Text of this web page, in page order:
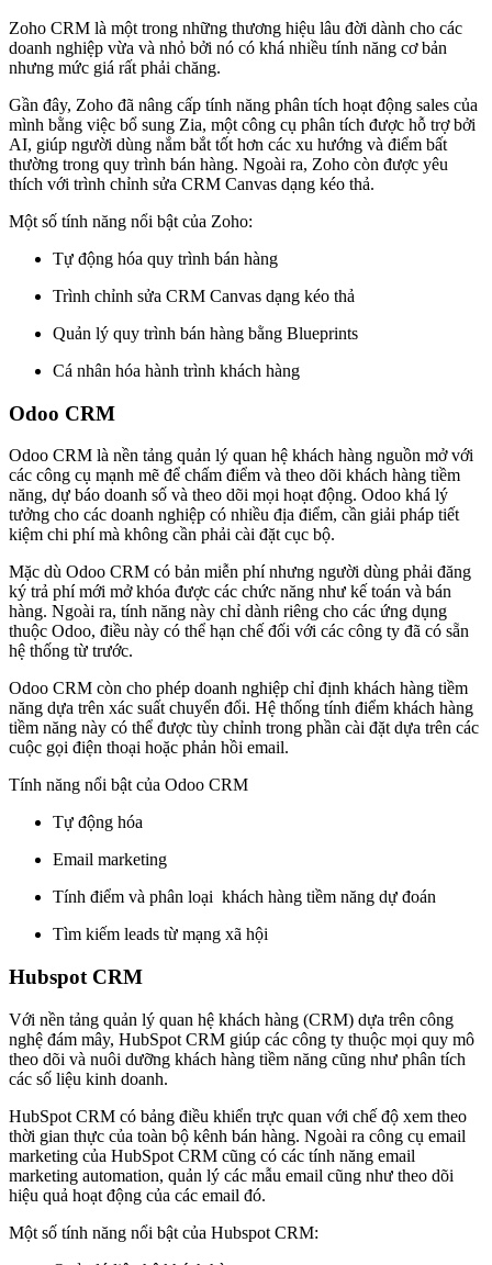
Zoho CRM là một trong những thương hiệu lâu đời dành cho các
doanh nghiệp vừa và nhỏ bởi nó có khá nhiều tính năng cơ bản
nhưng mức giá rất phải chăng.
Gần đây, Zoho đã nâng cấp tính năng phân tích hoạt động sales của
mình bằng việc bổ sung Zia, một công cụ phân tích được hỗ trợ bởi
AI, giúp người dùng nắm bắt tốt hơn các xu hướng và điểm bất
thường trong quy trình bán hàng. Ngoài ra, Zoho còn được yêu
thích với trình chỉnh sửa CRM Canvas dạng kéo thả.
Một số tính năng nổi bật của Zoho:
Tự động hóa quy trình bán hàng
Trình chỉnh sửa CRM Canvas dạng kéo thả
Quản lý quy trình bán hàng bằng Blueprints
Cá nhân hóa hành trình khách hàng
Odoo CRM
Odoo CRM là nền tảng quản lý quan hệ khách hàng nguồn mở với
các công cụ mạnh mẽ để chấm điểm và theo dõi khách hàng tiềm
năng, dự báo doanh số và theo dõi mọi hoạt động. Odoo khá lý
tưởng cho các doanh nghiệp có nhiều địa điểm, cần giải pháp tiết
kiệm chi phí mà không cần phải cài đặt cục bộ.
Mặc dù Odoo CRM có bản miễn phí nhưng người dùng phải đăng
ký trả phí mới mở khóa được các chức năng như kế toán và bán
hàng. Ngoài ra, tính năng này chỉ dành riêng cho các ứng dụng
thuộc Odoo, điều này có thể hạn chế đối với các công ty đã có sẵn
hệ thống từ trước.
Odoo CRM còn cho phép doanh nghiệp chỉ định khách hàng tiềm
năng dựa trên xác suất chuyển đổi. Hệ thống tính điểm khách hàng
tiềm năng này có thể được tùy chỉnh trong phần cài đặt dựa trên các
cuộc gọi điện thoại hoặc phản hồi email.
Tính năng nổi bật của Odoo CRM
Tự động hóa
Email marketing
Tính điểm và phân loại khách hàng tiềm năng dự đoán
Tìm kiếm leads từ mạng xã hội
Hubspot CRM
Với nền tảng quản lý quan hệ khách hàng (CRM) dựa trên công
nghệ đám mây, HubSpot CRM giúp các công ty thuộc mọi quy mô
theo dõi và nuôi dưỡng khách hàng tiềm năng cũng như phân tích
các số liệu kinh doanh.
HubSpot CRM có bảng điều khiển trực quan với chế độ xem theo
thời gian thực của toàn bộ kênh bán hàng. Ngoài ra công cụ email
marketing của HubSpot CRM cũng có các tính năng email
marketing automation, quản lý các mẫu email cũng như theo dõi
hiệu quả hoạt động của các email đó.
Một số tính năng nổi bật của Hubspot CRM: